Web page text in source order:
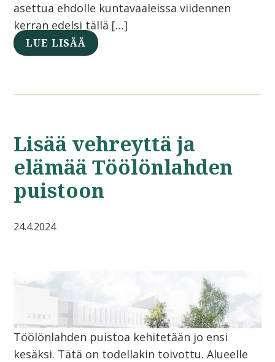
asettua ehdolle kuntavaaleissa viidennen
kerran edelsi tällä […]
LUE LISÄÄ
Lisää vehreyttä ja
elämää Töölönlahden
puistoon
24.4.2024
Töölönlahden puistoa kehitetään jo ensi
kesäksi. Tätä on todellakin toivottu. Alueelle